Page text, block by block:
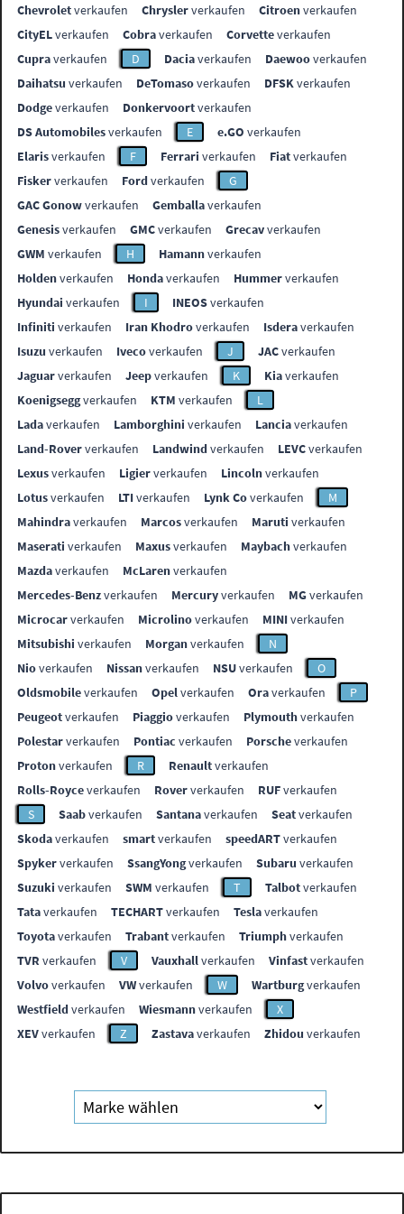
Chevroletverkaufen Chryslerverkaufen Citroenverkaufen
CityELverkaufen Cobraverkaufen Corvetteverkaufen
Cupraverkaufen D Daciaverkaufen Daewooverkaufen
Daihatsu verkaufen DeTomasoverkaufen DFSKverkaufen
Dodgeverkaufen Donkervoortverkaufen
DS Automobilesverkaufen E e.GO verkaufen
Elarisverkaufen F Ferrari verkaufen Fiatverkaufen
Fiskerverkaufen Fordverkaufen
G
GAC Gonowverkaufen Gemballaverkaufen
Genesisverkaufen GMCverkaufen Grecavverkaufen
GWM verkaufen H Hamannverkaufen
Holdenverkaufen Hondaverkaufen Hummerverkaufen
Hyundai verkaufen I INEOSverkaufen
Infiniti verkaufen Iran Khodroverkaufen Isderaverkaufen
Isuzu verkaufen Ivecoverkaufen J JACverkaufen
Jaguarverkaufen Jeepverkaufen K Kiaverkaufen
Koenigseggverkaufen KTM verkaufen
L
Ladaverkaufen Lamborghini verkaufen Lanciaverkaufen
Land-Roververkaufen Landwindverkaufen LEVCverkaufen
Lexusverkaufen Ligierverkaufen Lincolnverkaufen
Lotusverkaufen LTIverkaufen Lynk Coverkaufen
M
Mahindraverkaufen Marcosverkaufen Maruti verkaufen
Maserati verkaufen Maxusverkaufen Maybachverkaufen
Mazdaverkaufen McLarenverkaufen
Mercedes-Benzverkaufen Mercuryverkaufen MGverkaufen
Microcarverkaufen Microlinoverkaufen MINIverkaufen
Mitsubishi verkaufen Morganverkaufen
N
Nioverkaufen Nissanverkaufen NSUverkaufen
O
Oldsmobileverkaufen Opelverkaufen Oraverkaufen
P
Peugeotverkaufen Piaggioverkaufen Plymouthverkaufen
Polestarverkaufen Pontiac verkaufen Porscheverkaufen
Protonverkaufen R Renaultverkaufen
Rolls-Royceverkaufen Roververkaufen RUFverkaufen
S
Saabverkaufen Santanaverkaufen Seatverkaufen
Skodaverkaufen smartverkaufen speedARTverkaufen
Spykerverkaufen SsangYongverkaufen Subaru verkaufen
Suzuki verkaufen SWM verkaufen T Talbotverkaufen
Tataverkaufen TECHARTverkaufen Teslaverkaufen
Toyotaverkaufen Trabantverkaufen Triumphverkaufen
TVR verkaufen V Vauxhallverkaufen Vinfastverkaufen
Volvoverkaufen VWverkaufen W Wartburgverkaufen
Westfieldverkaufen Wiesmannverkaufen
X
XEVverkaufen Z Zastavaverkaufen Zhidou verkaufen